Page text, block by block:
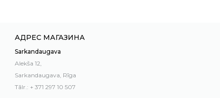
АДРЕС МАГАЗИНА
Sarkandaugava
Alekša 12,
Sarkandaugava, Rīga
Tālr.: + 371 297 10 507